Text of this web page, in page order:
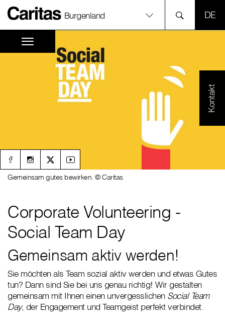
Burgenland
Kontakt
Corporate Volunteering -
Social Team Day
Gemeinsam gutes bewirken. © Caritas
Gemeinsam aktiv werden!
Sie möchten als Team sozial aktiv werden und etwas Gutes
tun? Dann sind Sie bei uns genau richtig! Wir gestalten
gemeinsam mit Ihnen einen unvergesslichen Social Team
Day, der Engagement und Teamgeist perfekt verbindet.